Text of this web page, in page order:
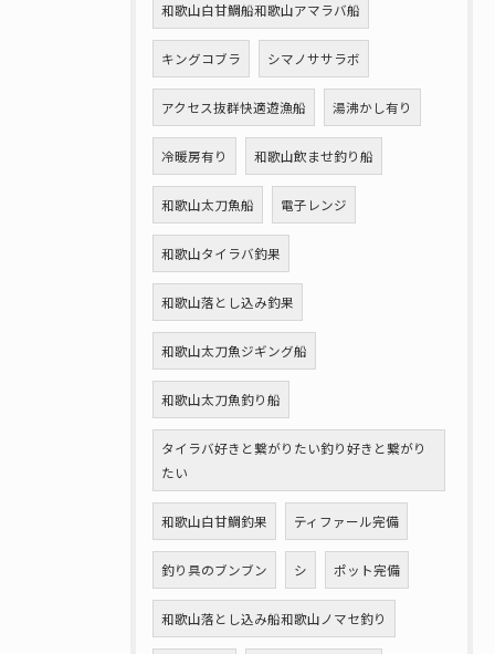
和歌山白甘鯛船和歌山アマラバ船
キングコブラ シマノササラボ
アクセス抜群快適遊漁船 湯沸かし有り
冷暖房有り 和歌山飲ませ釣り船
和歌山太刀魚船 電子レンジ
和歌山タイラバ釣果
和歌山落とし込み釣果
和歌山太刀魚ジギング船
和歌山太刀魚釣り船
タイラバ好きと繋がりたい釣り好きと繋がり
たい
和歌山白甘鯛釣果 ティファール完備
釣り具のブンブン シ ポット完備
和歌山落とし込み船和歌山ノマセ釣り